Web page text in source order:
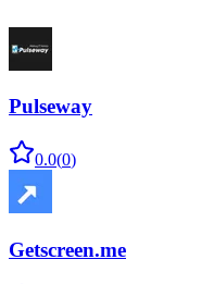
Pulseway
0.0(0)
Getscreen.me